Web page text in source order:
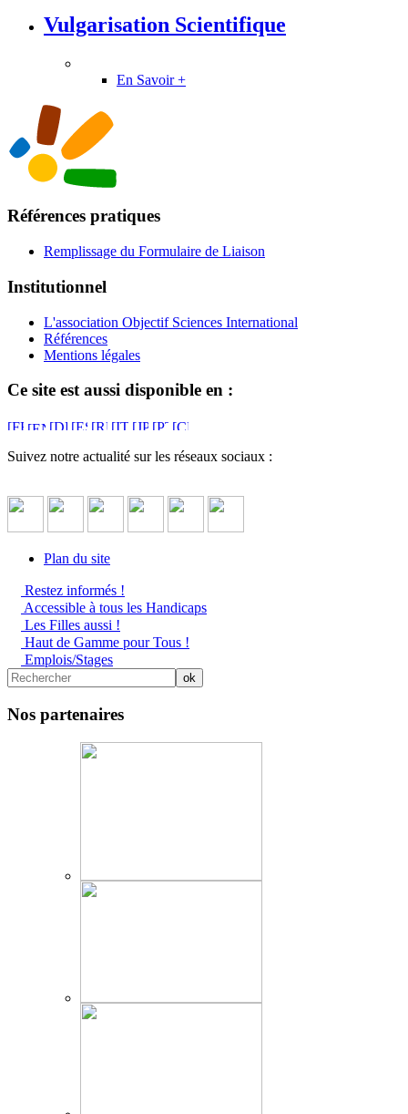
Vulgarisation Scientifique
En Savoir +
Références pratiques
Remplissage du Formulaire de Liaison
Institutionnel
L'association Objectif Sciences International
Références
Mentions légales
Ce site est aussi disponible en :
Suivez notre actualité sur les réseaux sociaux :
Plan du site
Restez informés !
Accessible à tous les Handicaps
Les Filles aussi !
Haut de Gamme pour Tous !
Emplois/Stages
Nos partenaires